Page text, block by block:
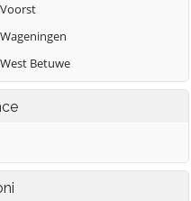
Voorst
Wageningen
West Betuwe
West Maas en
Waal
Wijchen
Winterswijk